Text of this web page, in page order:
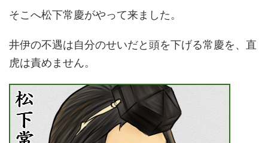
そこへ松下常慶がやって来ました。
井伊の不遇は自分のせいだと頭を下げる常慶を、直
虎は責めません。